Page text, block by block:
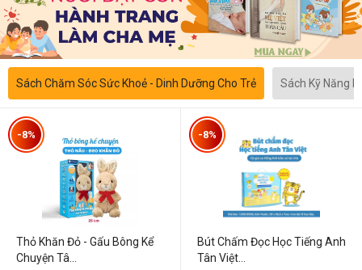
Sách Chăm Sóc Sức Khoẻ - Dinh Dưỡng Cho Trẻ Sách Kỹ Năng
Thỏ Khăn Đỏ - Gấu Bông Kể
Chuyện Tâ...
-8%
Bút Chấm Đọc Học Tiếng Anh
Tân Việt...
-8%